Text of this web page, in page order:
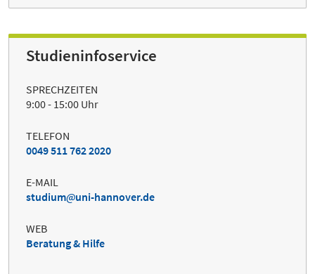
Studieninfoservice
SPRECHZEITEN
9:00 - 15:00 Uhr
TELEFON
0049 511 762 2020
E-MAIL
studium
uni-hannover.de
WEB
Beratung & Hilfe